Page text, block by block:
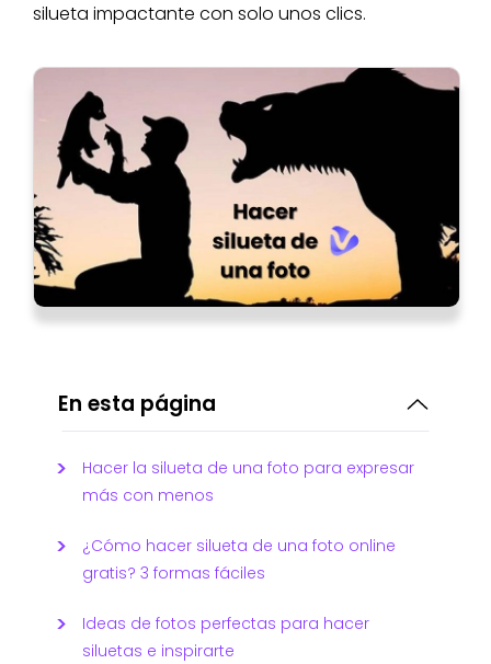
silueta impactante con solo unos clics.
En esta página
Hacer la silueta de una foto para expresar
más con menos
¿Cómo hacer silueta de una foto online
gratis? 3 formas fáciles
Ideas de fotos perfectas para hacer
siluetas e inspirarte